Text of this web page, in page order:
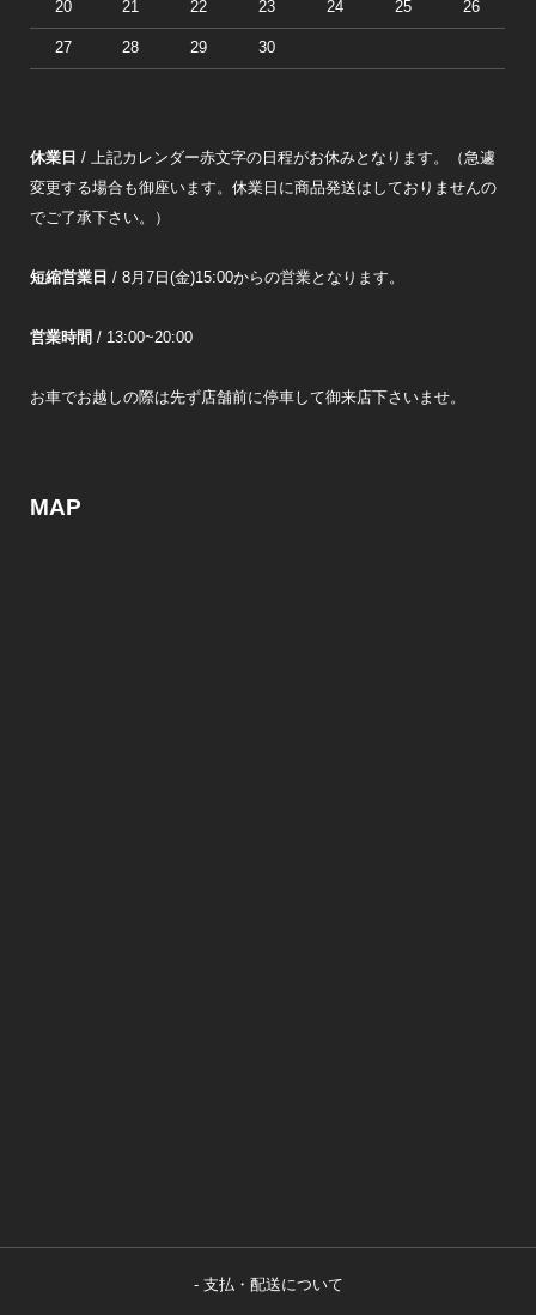
20 21 22 23 24 25 26
27 28 29 30
休業日 / 上記カレンダー赤文字の日程がお休みとなります。（急遽
変更する場合も御座います。休業日に商品発送はしておりませんの
でご了承下さい。）
短縮営業日 / 8月7日(金)15:00からの営業となります。
営業時間 / 13:00~20:00
お車でお越しの際は先ず店舗前に停車して御来店下さいませ。
MAP
支払・配送について